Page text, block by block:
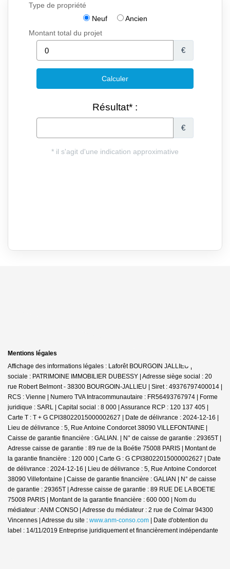
Mentions légales
Affichage des informations légales : Laforêt BOURGOIN JALLIEU | Raison
sociale : PATRIMOINE IMMOBILIER DUBESSY | Adresse siège social : 20
rue Robert Belmont - 38300 BOURGOIN-JALLIEU | Siret : 49376797400014 |
RCS : Vienne | Numero TVA Intracommunautaire : FR56493767974 | Forme
juridique : SARL | Capital social : 8 000 | Assurance RCP : 120 137 405 |
Carte T : T + G CPI38022015000002627 | Date de délivrance : 2024-12-16 |
Lieu de délivrance : 5, Rue Antoine Condorcet 38090 VILLEFONTAINE |
Caisse de garantie financière : GALIAN. | N° de caisse de garantie : 29365T |
Adresse caisse de garantie : 89 rue de la Boétie 75008 PARIS | Montant de
la garantie financière : 120 000 | Carte G : G CPI38022015000002627 | Date
de délivrance : 2024-12-16 | Lieu de délivrance : 5, Rue Antoine Condorcet
38090 Villefontaine | Caisse de garantie financière : GALIAN | N° de caisse
de garantie : 29365T | Adresse caisse de garantie : 89 RUE DE LA BOETIE
75008 PARIS | Montant de la garantie financière : 600 000 | Nom du
médiateur : ANM CONSO | Adresse du médiateur : 2 rue de Colmar 94300
Vincennes | Adresse du site : www.anm-conso.com | Date d'obtention du
label : 14/11/2019 Entreprise juridiquement et financièrement indépendante